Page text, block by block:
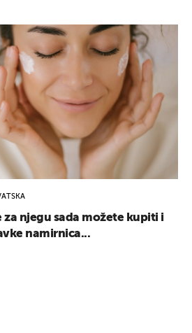
njegu sada možete kupiti i
namirnica...